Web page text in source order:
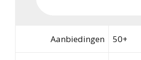
Aanbiedingen 50+